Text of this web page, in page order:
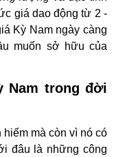
giá dao động từ 2 -
Kỳ Nam ngày càng
muốn sở hữu của
Nam trong đời
mà còn vì nó có
đâu là những công